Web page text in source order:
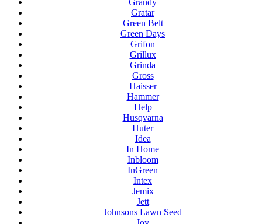
Grandy
Gratar
Green Belt
Green Days
Grifon
Grillux
Grinda
Gross
Haisser
Hammer
Help
Husqvarna
Huter
Idea
In Home
Inbloom
InGreen
Intex
Jemix
Jett
Johnsons Lawn Seed